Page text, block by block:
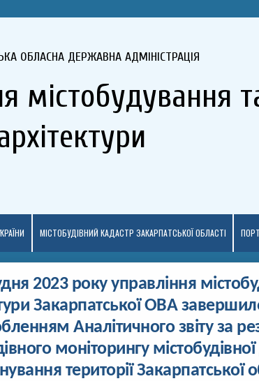
ОБЛАСНА ДЕРЖАВНА АДМІНІСТРАЦІЯ
містобудування
МІСТОБУДІВНИЙ КАДАСТР ЗАКАРПАТСЬКОЇ ОБЛАСТІ
2023 року управління
Закарпатської ОВА
Аналітичного звіту за
моніторингу
території Закарпатської